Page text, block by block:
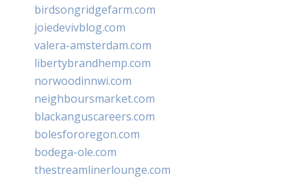
birdsongridgefarm.com
joiedevivblog.com
valera-amsterdam.com
libertybrandhemp.com
norwoodinnwi.com
neighboursmarket.com
blackanguscareers.com
bolesfororegon.com
bodega-ole.com
thestreamlinerlounge.com